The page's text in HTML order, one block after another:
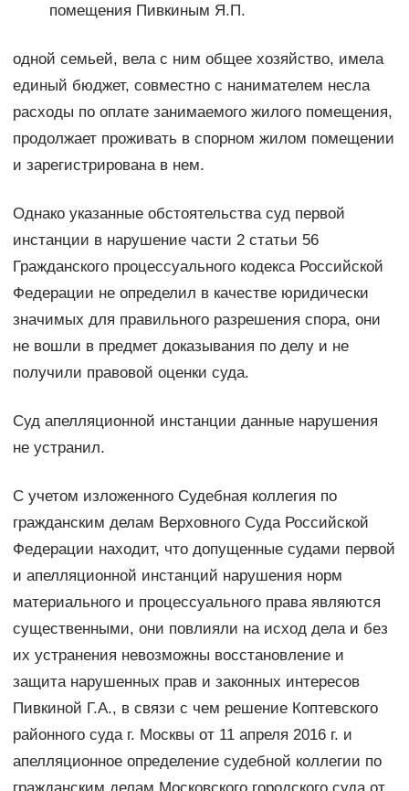
помещения Пивкиным Я.П.
одной семьей, вела с ним общее хозяйство, имела
единый бюджет, совместно с нанимателем несла
расходы по оплате занимаемого жилого помещения,
продолжает проживать в спорном жилом помещении
и зарегистрирована в нем.
Однако указанные обстоятельства суд первой
инстанции в нарушение части 2 статьи 56
Гражданского процессуального кодекса Российской
Федерации не определил в качестве юридически
значимых для правильного разрешения спора, они
не вошли в предмет доказывания по делу и не
получили правовой оценки суда.
Суд апелляционной инстанции данные нарушения
не устранил.
С учетом изложенного Судебная коллегия по
гражданским делам Верховного Суда Российской
Федерации находит, что допущенные судами первой
и апелляционной инстанций нарушения норм
материального и процессуального права являются
существенными, они повлияли на исход дела и без
их устранения невозможны восстановление и
защита нарушенных прав и законных интересов
Пивкиной Г.А., в связи с чем решение Коптевского
районного суда г. Москвы от 11 апреля 2016 г. и
апелляционное определение судебной коллегии по